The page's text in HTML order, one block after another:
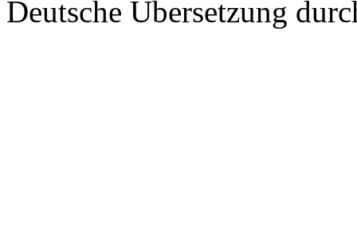
Deutsche Übersetzung